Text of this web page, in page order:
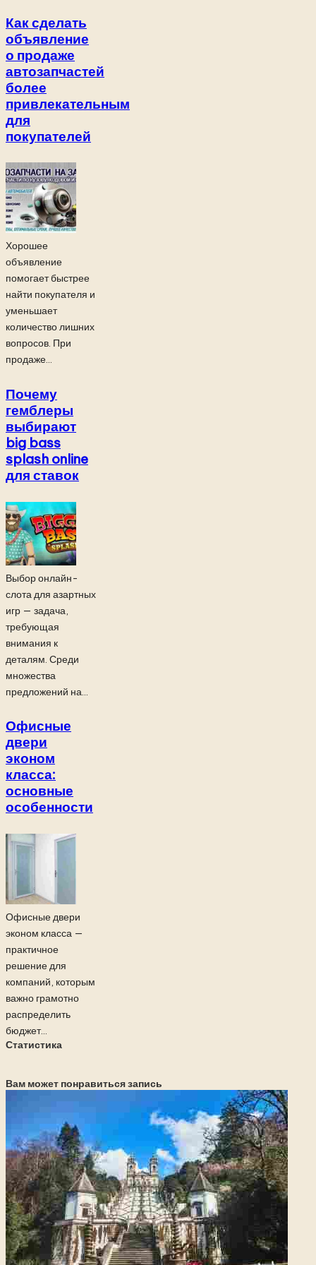
Как сделать
объявление
о продаже
автозапчастей
более
привлекательным
для
покупателей
Хорошее
объявление
помогает быстрее
найти покупателя и
уменьшает
количество лишних
вопросов. При
продаже...
Почему
гемблеры
выбирают
big bass
splash online
для ставок
Выбор онлайн-
слота для азартных
игр — задача,
требующая
внимания к
деталям. Среди
множества
предложений на...
Офисные
двери
эконом
класса:
основные
особенности
Офисные двери
эконом класса —
практичное
решение для
компаний, которым
важно грамотно
распределить
бюджет...
Статистика
Вам может понравиться запись